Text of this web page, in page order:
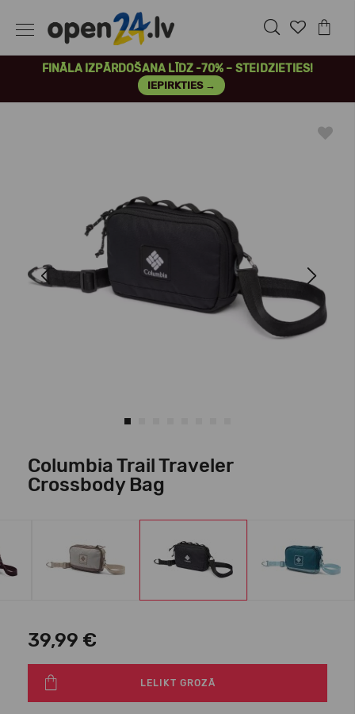
FINĀLA IZPĀRDOŠANA LĪDZ -70% – STEIDZIETIES!
IEPIRKTIES →
Next
Columbia Trail Traveler
Crossbody Bag
39,99 €
LELIKT GROZĀ